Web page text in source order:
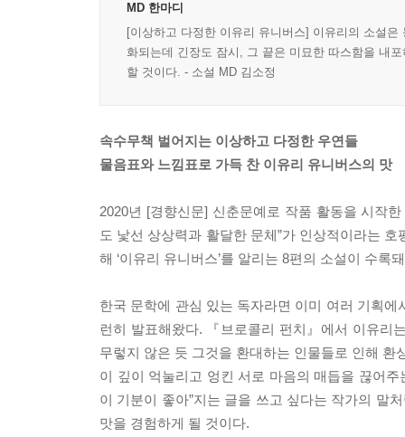
MD 한마디
[이상하고 다정한 이유리 유니버스] 이유리의 소설
화되는데 긴장도 잠시, 그 끝은 미묘한 따스함을 내
할 것이다. - 소설 MD 김소정
속수무책 벌어지는 이상하고 다정한 우연들
물음표와 느낌표로 가득 찬 이유리 유니버스의 맛
2020년 [경향신문] 신춘문예로 작품 활동을 시작
도 낯선 상상력과 활달한 문체”가 인상적이라는
해 ‘이유리 유니버스’를 알리는 8편의 소설이 수록
한국 문학에 관심 있는 독자라면 이미 여러 기획
런히 발표해왔다. 『브로콜리 펀치』에서 이유리
무렇지 않은 듯 그것을 환대하는 인물들로 인해
이 깊이 억눌리고 엉킨 서로 마음의 매듭을 끊어
이 기분이 좋아”지는 글을 쓰고 싶다는 작가의 말
맛을 경험하게 될 것이다.